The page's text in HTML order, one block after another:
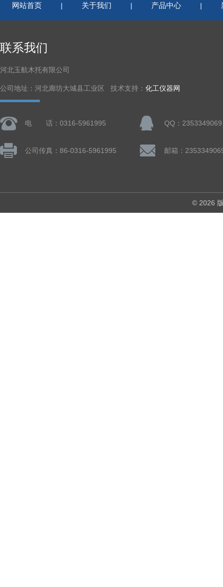
网站首页 | 关于我们 | 产品中心 |
联系我们
河北玉航木托有限公司
公司地址：河北廊坊大城县工业区 技术支持： 化工仪器网
电 话：0316-5961995 QQ：2353349069
公司传真：86-0316-5961995 邮箱：
© 2026